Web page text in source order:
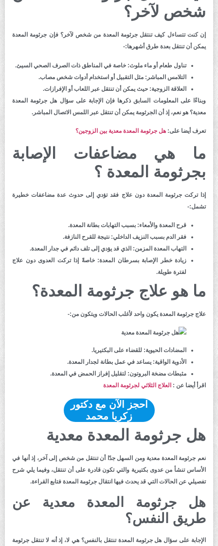
شخص لآخر؟
إن كنت تتساءل كيف تنتقل جرثومة المعدة من شخص لآخر؟ فإن جرثومة المعدة
يمكن أن تنتقل بعدة طرق أشهرها:-
تناول طعام أو ماء ملوث: خاصة في المناطق ذات الصرف الصحي السيئ.
التلامس المباشر: مثل التقبيل أو استخدام أدوات شخص مصاب.
العلاقة الزوجية: حيث يمكن أن تنتقل عبر اللعاب أو الإفرازات.
وبناءًا على المعلومات السابق ذكرها فإن الإجابة على سؤال هل جرثومة المعدة
معدية؟ هو نعم، إذ أن الجرثومة يمكن أن تنتقل عبر اللمس الاتصال المباشر.
تعرف أيضا على: هل جرثومة المعدة معدية بين الزوجين؟
ما هي مضاعفات الإصابة
بجرثومة المعدة ؟
إذا تركت جرثومة المعدة دون علاج فقد تؤدي إلى حدوث عدة مضاعفات خطيرة
تشمل:-
قرح المعدة والأمعاء: بسبب التهابات بطانة المعدة.
فقر الدم بسبب النزيف الداخلي: نتيجة للقرح النازفة.
التهاب المعدة المزمن: الذي قد يؤدي إلى تلف دائم في جدار المعدة.
زيادة خطر الإصابة بسرطان المعدة: خاصةً إذا تركت العدوى دون علاج
لفترة طويلة.
ما هو علاج جرثومة المعدة؟
علاج جرثومة المعدة يكون واحد لأغلب الحالات ويتكون من:-
المضادات الحيوية: للقضاء على البكتيريا.
الأدوية الواقية: يساعد في عمل بطانة لجدار المعدة.
مثبطات مضخة البروتون: لتقليل إفراز الحمض في المعدة.
اقرأ أيضا عن : العلاج الثلاثي لجرثومة المعدة
احجز الآن مع دكتور
زكريا محمد
هل جرثومة المعدة معدية
نعم جرثومة المعدة معدية ومن السهل جدًا أن تنتقل من شخص إلى آخر، إذ أنها في
الأساس تنشأ من عدوى بكتيرية والتي تكون قادرة على أن تنتقل، وفيما يلي شرح
تفصيلي عن الحالات التي قد يحدث فيها انتقال جرثومة المعدة فتابع القراءة.
هل جرثومة المعدة معدية عن
طريق النفس؟
الإجابة على سؤال هل جرثومة المعدة تنتقل بالنفس؟ هي لا، إذ أنه لا تنتقل جرثومة